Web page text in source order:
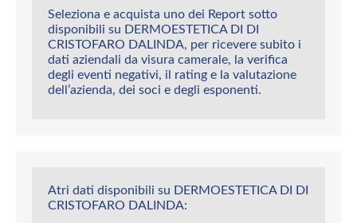
Seleziona e acquista uno dei Report sotto
disponibili su DERMOESTETICA DI DI
CRISTOFARO DALINDA, per ricevere subito i
dati aziendali da visura camerale, la verifica
degli eventi negativi, il rating e la valutazione
dell’azienda, dei soci e degli esponenti.
Atri dati disponibili su DERMOESTETICA DI DI
CRISTOFARO DALINDA: